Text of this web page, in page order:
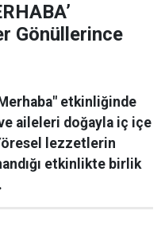
Gönüllerince
etkinliğinde
aileleri doğayla iç içe
lezzetlerin
etkinlikte birlik